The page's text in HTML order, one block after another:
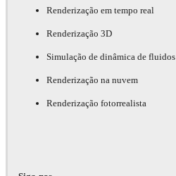
Renderização em tempo real
Renderização 3D
Simulação de dinâmica de fluidos
Renderização na nuvem
Renderização fotorrealista